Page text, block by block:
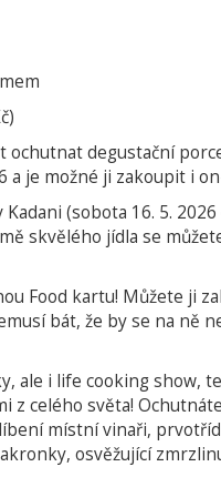
degustační
a je možné ji zakoupit i
(sobota 16. 5.
skvělého jídla se
Food kartu! Můžete ji
bát, že by se na ně
ale i life cooking show,
z celého světa!
místní vinaři,
osvěžující